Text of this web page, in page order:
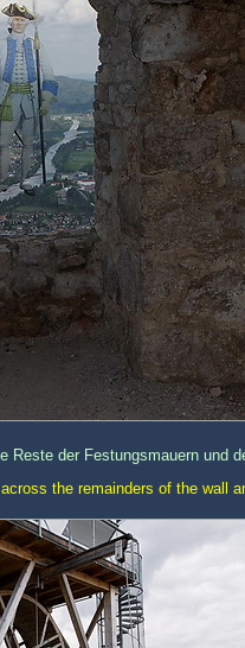
Reste der Festungsmauern und
the remainders of the wall